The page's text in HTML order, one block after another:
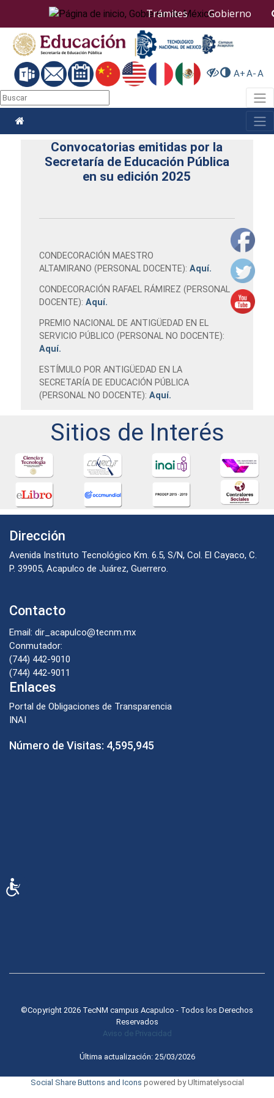
sitio
web
incluye
sistema
accesibilidad.
Trámites Gobierno
A+A-A
Convocatorias emitidas por la
Secretaría de Educación Pública
en su edición 2025
CONDECORACIÓN MAESTRO
ALTAMIRANO (PERSONAL DOCENTE): Aquí.
CONDECORACIÓN RAFAEL RÁMIREZ (PERSONAL
DOCENTE): Aquí.
PREMIO NACIONAL DE ANTIGÜEDAD EN EL
SERVICIO PÚBLICO (PERSONAL NO DOCENTE):
Aquí.
ESTÍMULO POR ANTIGÜEDAD EN LA
SECRETARÍA DE EDUCACIÓN PÚBLICA
(PERSONAL NO DOCENTE): Aquí.
Sitios de Interés
Dirección
Avenida Instituto Tecnológico Km. 6.5, S/N, Col. El Cayaco, C.
P. 39905, Acapulco de Juárez, Guerrero.
Contacto
Email: dir_acapulco@tecnm.mx
Conmutador:
(744) 442-9010
(744) 442-9011
Enlaces
Portal de Obligaciones de Transparencia
INAI
Número de Visitas: 4,595,945
©Copyright 2026 TecNM campus Acapulco - Todos los Derechos
Reservados
Aviso de Privacidad
Última actualización: 25/03/2026
Social Share Buttons and Icons powered by Ultimatelysocial